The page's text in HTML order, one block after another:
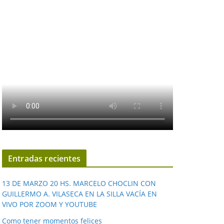
Entradas recientes
13 DE MARZO 20 HS. MARCELO CHOCLIN CON
GUILLERMO A. VILASECA EN LA SILLA VACÍA EN
VIVO POR ZOOM Y YOUTUBE
Como tener momentos felices